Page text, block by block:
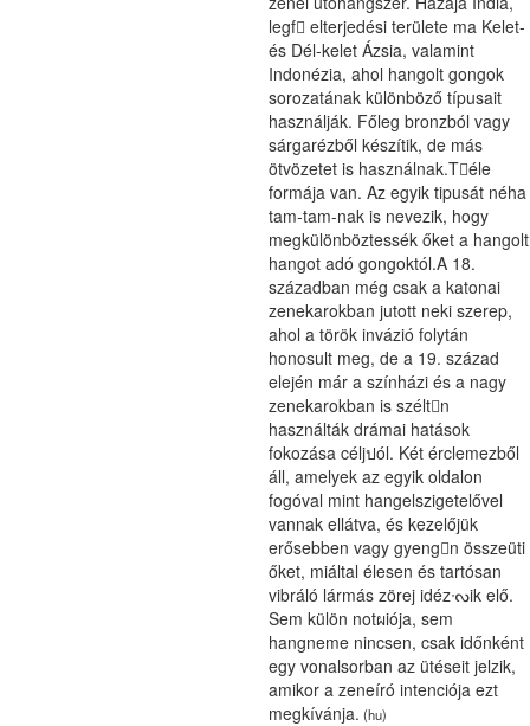
legf𕆻 elterjedési területe ma Kelet-
és Dél-kelet Ázsia, valamint
Indonézia, ahol hangolt gongok
sorozatának különböző típusait
használják. Főleg bronzból vagy
sárgarézből készítik, de más
ötvözetet is használnak.T󶮿éle
formája van. Az egyik tipusát néha
tam-tam-nak is nevezik, hogy
megkülönböztessék őket a hangolt
hangot adó gongoktól.A 18.
században még csak a katonai
zenekarokban jutott neki szerep,
ahol a török invázió folytán
honosult meg, de a 19. század
elején már a színházi és a nagy
zenekarokban is széltn
használták drámai hatások
fokozása céljปól. Két érclemezből
áll, amelyek az egyik oldalon
fogóval mint hangelszigetelővel
vannak ellátva, és kezelőjük
erősebben vagy gyeng󩮾n összeüti
őket, miáltal élesen és tartósan
vibráló lármás zörej idézᔝik elő.
Sem külön notผiója, sem
hangneme nincsen, csak időnként
egy vonalsorban az ütéseit jelzik,
amikor a zeneíró intenciója ezt
megkívánja. (hu)